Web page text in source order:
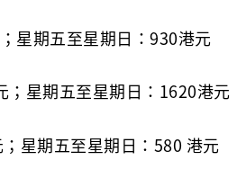
星期五至星期日：930港元
；星期五至星期日：1620港元
星期五至星期日：580 港元